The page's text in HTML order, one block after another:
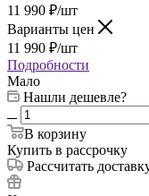
11 990 ₽/шт
Варианты цен
11 990 ₽/шт
Подробности
Мало
Нашли дешевле?
В корзину
Купить в рассрочку
Рассчитать